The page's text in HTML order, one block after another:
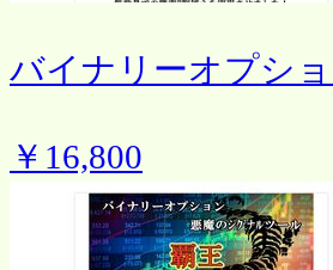
バイナリーオプシ
￥16,800